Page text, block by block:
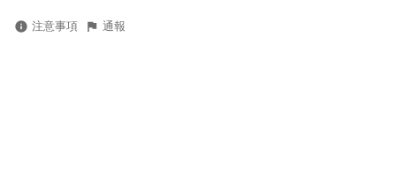
注意事項 通報